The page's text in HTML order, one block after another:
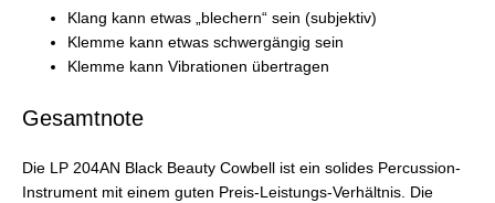
Klang kann etwas „blechern“ sein (subjektiv)
Klemme kann etwas schwergängig sein
Klemme kann Vibrationen übertragen
Gesamtnote
Die LP 204AN Black Beauty Cowbell ist ein solides Percussion-
Instrument mit einem guten Preis-Leistungs-Verhältnis. Die